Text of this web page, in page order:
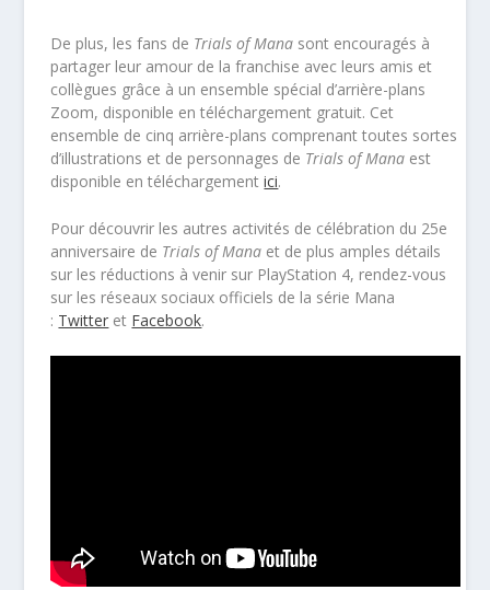
De plus, les fans de Trials of Mana sont encouragés à
partager leur amour de la franchise avec leurs amis et
collègues grâce à un ensemble spécial d’arrière-plans
Zoom, disponible en téléchargement gratuit. Cet
ensemble de cinq arrière-plans comprenant toutes sortes
d’illustrations et de personnages de Trials of Mana est
disponible en téléchargementici.
Pour découvrir les autres activités de célébration du 25e
anniversaire de Trials of Mana et de plus amples détails
sur les réductions à venir sur PlayStation 4, rendez-vous
sur les réseaux sociaux officiels de la série Mana
: Twitter et Facebook.